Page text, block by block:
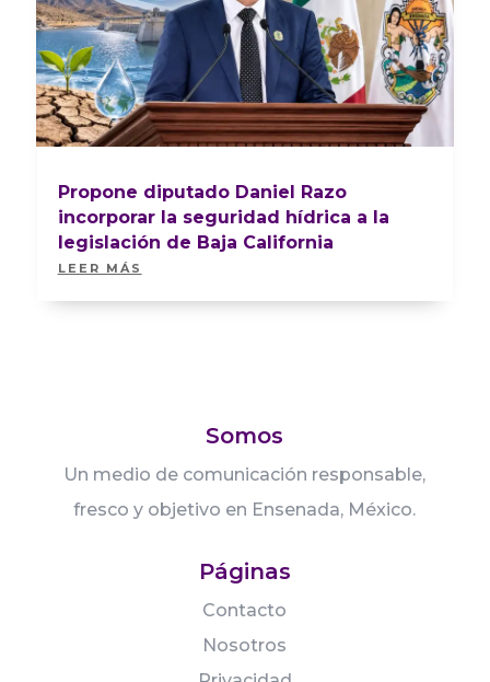
Propone diputado Daniel Razo
incorporar la seguridad hídrica a la
legislación de Baja California
LEER MÁS
Somos
Un medio de comunicación responsable,
fresco y objetivo en Ensenada, México.
Páginas
Contacto
Nosotros